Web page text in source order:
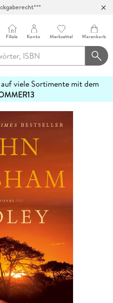
Filiale Konto Merkzettel Warenkorb
viele Sortimente mit dem